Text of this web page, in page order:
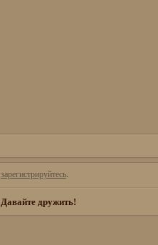
зарегистрируйтесь.
Давайте дружить!